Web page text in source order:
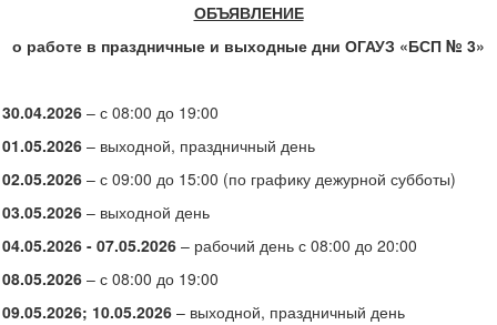
ОБЪЯВЛЕНИЕ
о работе в праздничные и выходные дни ОГАУЗ «БСП № 3»
30.04.2026 – с 08:00 до 19:00
01.05.2026 – выходной, праздничный день
02.05.2026 – с 09:00 до 15:00 (по графику дежурной субботы)
03.05.2026 – выходной день
04.05.2026 - 07.05.2026 – рабочий день с 08:00 до 20:00
08.05.2026 – с 08:00 до 19:00
09.05.2026; 10.05.2026 – выходной, праздничный день